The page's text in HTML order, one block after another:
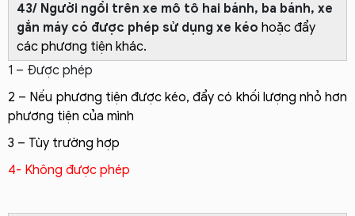
43/ Người ngồi trên xe mô tô hai bánh, ba bánh, xe
gắn máy có được phép sử dụng xe kéo hoặc đẩy
các phương tiện khác.
1 – Được phép
2 – Nếu phương tiện được kéo, đẩy có khối lượng nhỏ hơn
phương tiện của mình
3 – Tùy trường hợp
4- Không được phép